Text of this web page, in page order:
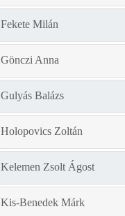
Fekete Milán
Gönczi Anna
Gulyás Balázs
Holopovics Zoltán
Kelemen Zsolt Ágost
Kis-Benedek Márk